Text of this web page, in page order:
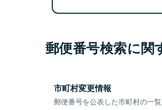
郵便番号検索に関
市町村変更情報
郵便番号を公表した市町村の一